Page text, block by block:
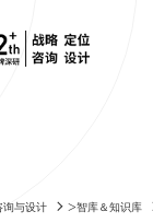
品品牌策划 产品包
群诺网站
询与设计 >智库＆知识库